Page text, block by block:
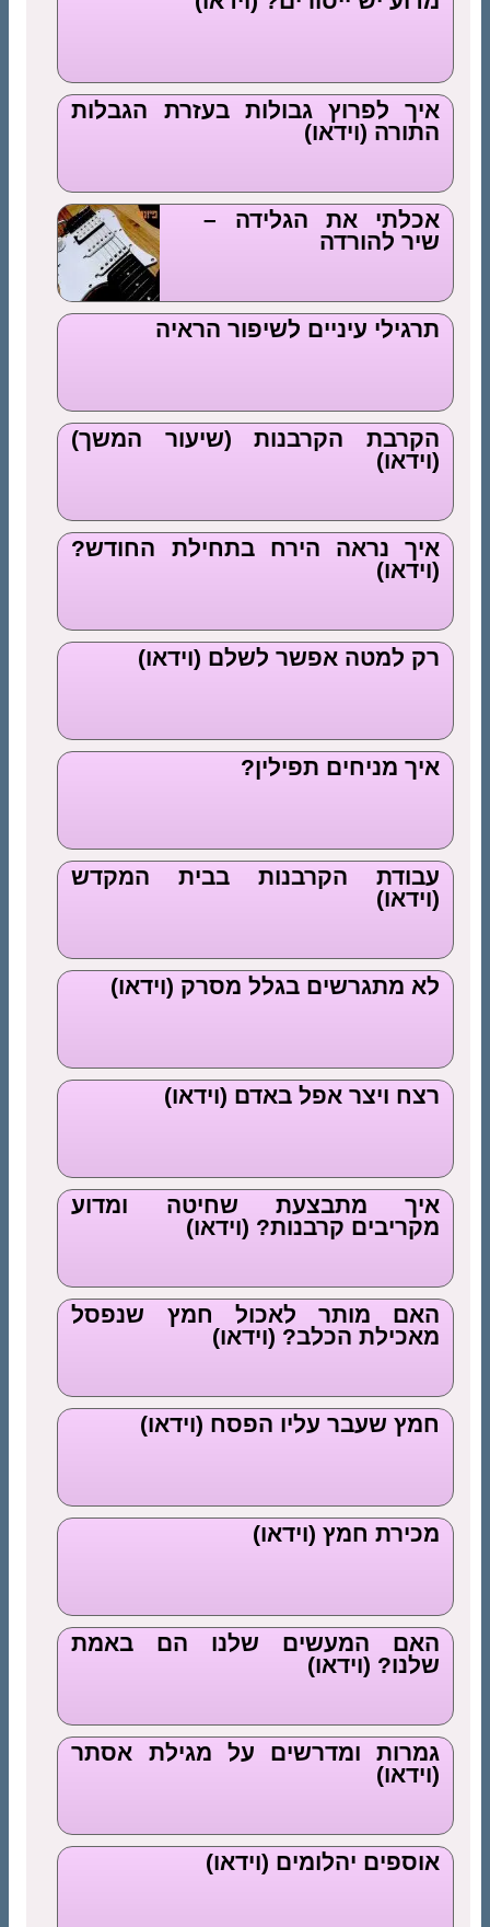
איך לפרוץ גבולות בעזרת הגבלות
התורה (וידאו)
אכלתי את הגלידה –
שיר להורדה
תרגילי עיניים לשיפור הראיה
הקרבת הקרבנות (שיעור המשך)
(וידאו)
איך נראה הירח בתחילת החודש?
(וידאו)
רק למטה אפשר לשלם (וידאו)
איך מניחים תפילין?
עבודת הקרבנות בבית המקדש
(וידאו)
לא מתגרשים בגלל מסרק (וידאו)
רצח ויצר אפל באדם (וידאו)
איך מתבצעת שחיטה ומדוע
מקריבים קרבנות? (וידאו)
האם מותר לאכול חמץ שנפסל
מאכילת הכלב? (וידאו)
חמץ שעבר עליו הפסח (וידאו)
מכירת חמץ (וידאו)
האם המעשים שלנו הם באמת
שלנו? (וידאו)
גמרות ומדרשים על מגילת אסתר
(וידאו)
אוספים יהלומים (וידאו)